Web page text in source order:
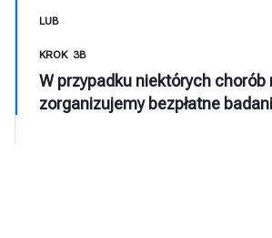
LUB
KROK 3B
W przypadku niektórych chorób
zorganizujemy bezpłatne